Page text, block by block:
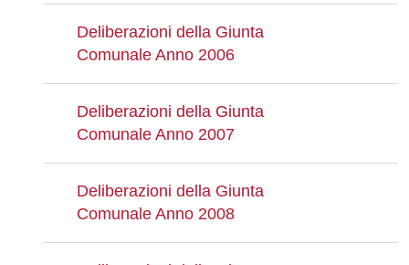
Deliberazioni della Giunta
Comunale Anno 2006
Deliberazioni della Giunta
Comunale Anno 2007
Deliberazioni della Giunta
Comunale Anno 2008